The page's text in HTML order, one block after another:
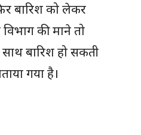
बारिश को लेकर
की माने तो
बारिश हो सकती
गया है।